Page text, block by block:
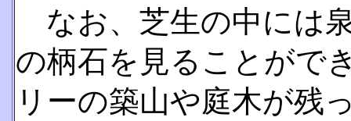
なお、芝生の中には
の柄石を見ることがで
リーの築山や庭木が残